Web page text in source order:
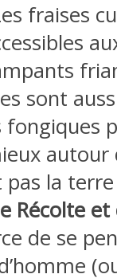
fraises
sont
fongiques
la
Récolte et
de se